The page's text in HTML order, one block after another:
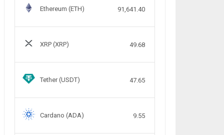
Ethereum (ETH) 91,641.40
XRP (XRP) 49.68
Tether (USDT) 47.65
Cardano (ADA) 9.55